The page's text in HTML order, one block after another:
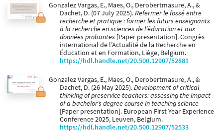
Gonzalez Vargas, E., Maes, O., Derobertmasure, A., &
Dachet, D. (07 July 2025).Refermer le fossé entre
recherche et pratique : former les futurs enseignants
à la recherche en sciences de l’éducation et aux
données probantes [Paper presentation]. Congrès
international de l’Actualité de la Recherche en
Éducation et en Formation, Liège, Belgium.
https://hdl.handle.net/20.500.12907/52881
Gonzalez Vargas, E., Maes, O., Derobertmasure, A., &
Dachet, D. (26 May 2025).Development of critical
thinking of preservice teachers: assessing the impact
of a bachelor’s degree course in teaching science
[Paper presentation]. European First Year Experience
Conference 2025, Leuven, Belgium.
https://hdl.handle.net/20.500.12907/52533